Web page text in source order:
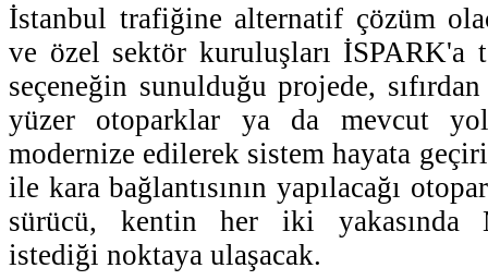
İstanbul trafiğine alternatif çözüm
ve özel sektör kuruluşları
seçeneğin sunulduğu projede,
yüzer otoparklar ya da mevcut
modernize edilerek sistem hayata
ile kara bağlantısının yapılacağı
sürücü, kentin her iki yakasında
istediği noktaya ulaşacak.